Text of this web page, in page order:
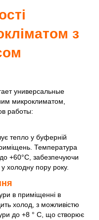
з
универсальные
микроклиматом,
работы:
тепло у буферній
Температура
+60°C, забезпечуючи
холодну пору року.
в приміщенні в
холод, з можливістю
до +8 ° C, що створює